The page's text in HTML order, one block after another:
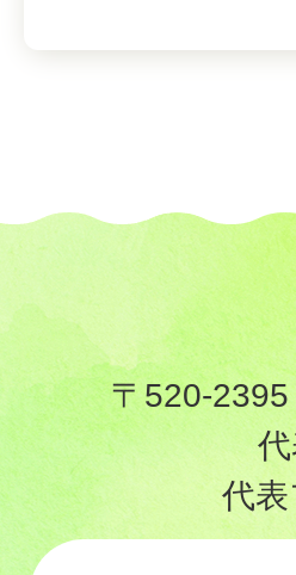
〒520-
代
代